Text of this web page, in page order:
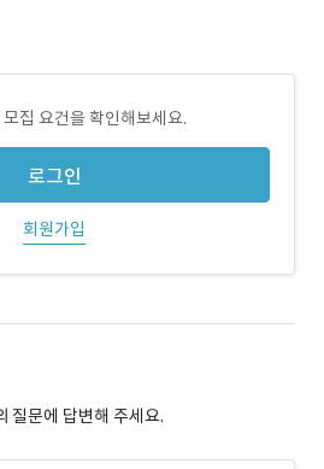
집 요건을 확인해보세요.
로그인
회원가입
질문에 답변해 주세요.